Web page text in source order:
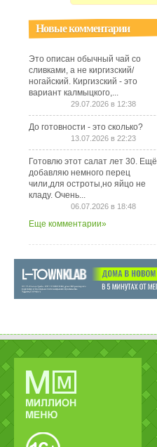
Новые комментарии
Это описан обычный чай со
сливками, а не киргизский/
ногайский. Киргизский - это
вариант калмыцкого,...
29.07.2026 в 12:38
До готовности - это сколько?
13.07.2026 в 22:23
Готовлю этот салат лет 30. Ещё
добавляю немного перец
чили,для остроты,но яйцо не
кладу. Очень...
06.07.2026 в 18:48
Еще комментарии»